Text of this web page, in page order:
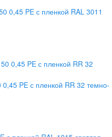
0,45 PE с пленкой RAL 3011
PE с пленкой RR 32 темно-